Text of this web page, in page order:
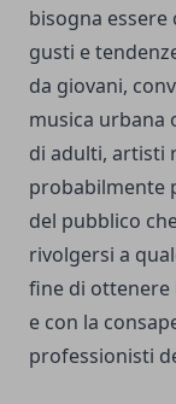
bisogna essere
gusti e
da giovani,
musica urbana
di adulti, artisti
probabilmente
del pubblico
rivolgersi a
fine di ottenere
e con la
professionisti